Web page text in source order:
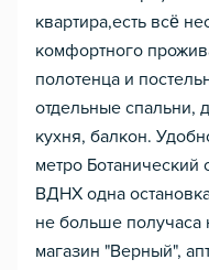
квартира,есть всё
комфортного
полотенца и
отдельные спальни,
кухня, балкон.
метро Ботанический
ВДНХ одна
не больше получаса
магазин "Верный",